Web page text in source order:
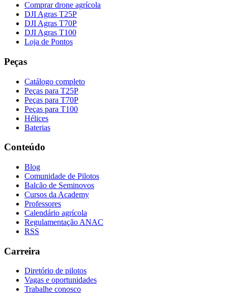
Comprar drone agrícola
DJI Agras T25P
DJI Agras T70P
DJI Agras T100
Loja de Pontos
Peças
Catálogo completo
Peças para T25P
Peças para T70P
Peças para T100
Hélices
Baterias
Conteúdo
Blog
Comunidade de Pilotos
Balcão de Seminovos
Cursos da Academy
Professores
Calendário agrícola
Regulamentação ANAC
RSS
Carreira
Diretório de pilotos
Vagas e oportunidades
Trabalhe conosco